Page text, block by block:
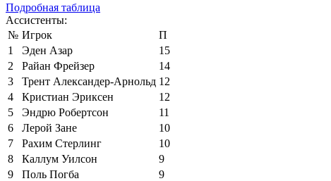
Подробная таблица
Ассистенты:
№ Игрок
П
1
Эден Азар
15
2
Райан Фрейзер
14
3
Трент Александер-Арнольд 12
4
Кристиан Эриксен
12
5
Эндрю Робертсон
11
6
Лерой Зане
10
7
Рахим Стерлинг
10
8
Каллум Уилсон
9
9
Поль Погба
9